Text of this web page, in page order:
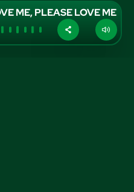
ME, PLEASE LOVE ME